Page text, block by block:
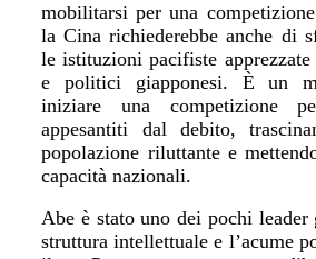
mobilitarsi per una
la Cina richiederebbe anche di
le istituzioni pacifiste
e politici giapponesi. È un
iniziare una competizione
appesantiti dal debito,
popolazione riluttante e
capacitànazionali.
Abe è stato uno dei pochi leader
struttura intellettuale e l’acume